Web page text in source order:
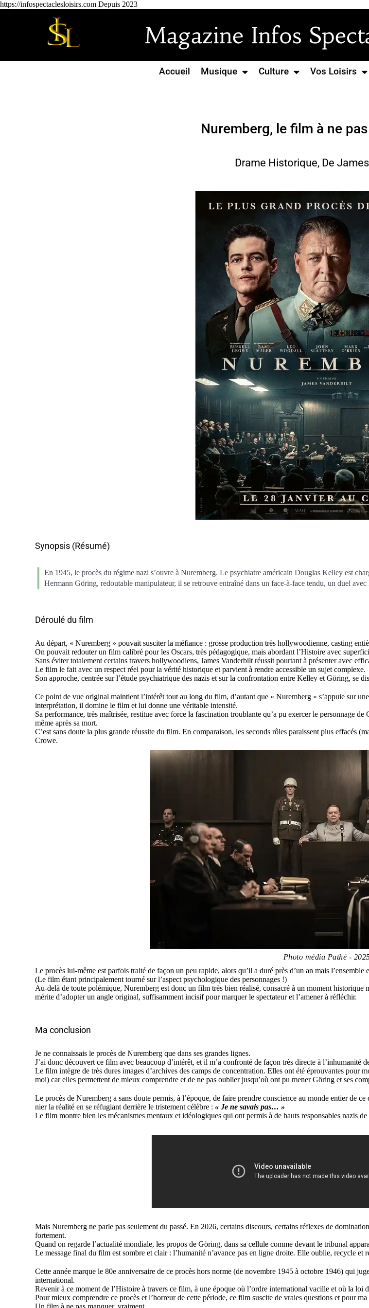
https://infospectaclesloisirs.com Depuis 2023
Magazine Infos
Accueil Musique Culture Vos Loisirs
Nuremberg, le film à ne
Drame Historique, De
Synopsis (Résumé)
En 1945, le procès du régime nazi s’ouvre à Nuremberg. Le psychiatre américain Douglas Kelley est
Hermann Göring, redoutable manipulateur, il se retrouve entraîné dans un face-à-face tendu, un duel avec
Déroulé du film
Au départ, « Nuremberg » pouvait susciter la méfiance : grosse production très hollywoodienne, casting
On pouvait redouter un film calibré pour les Oscars, très pédagogique, mais abordant l’Histoire avec
Sans éviter totalement certains travers hollywoodiens, James Vanderbilt réussit pourtant à présenter avec
Le film le fait avec un respect réel pour la vérité historique et parvient à rendre accessible un sujet complexe.
Son approche, centrée sur l’étude psychiatrique des nazis et sur la confrontation entre Kelley et Göring, se
Ce point de vue original maintient l’intérêt tout au long du film, d’autant que « Nuremberg » s’appuie sur
interprétation, il domine le film et lui donne une véritable intensité.
Sa performance, très maîtrisée, restitue avec force la fascination troublante qu’a pu exercer le personnage
même après sa mort.
C’est sans doute la plus grande réussite du film. En comparaison, les seconds rôles paraissent plus effacés
Crowe.
Photo média Pathé -
Le procès lui-même est parfois traité de façon un peu rapide, alors qu’il a duré près d’un an mais
(Le film étant principalement tourné sur l’aspect psychologique des personnages !)
Au-delà de toute polémique, Nuremberg est donc un film très bien réalisé, consacré à un moment historique
mérite d’adopter un angle original, suffisamment incisif pour marquer le spectateur et l’amener à réfléchir.
Ma conclusion
Je ne connaissais le procès de Nuremberg que dans ses grandes lignes.
J’ai donc découvert ce film avec beaucoup d’intérêt, et il m’a confronté de façon très directe à l’inhumanité
Le film intègre de très dures images d’archives des camps de concentration. Elles ont été éprouvantes pour
moi) car elles permettent de mieux comprendre et de ne pas oublier jusqu’où ont pu mener Göring et ses
Le procès de Nuremberg a sans doute permis, à l’époque, de faire prendre conscience au monde entier de
nier la réalité en se réfugiant derrière le tristement célèbre : « Je ne savais pas… »
Le film montre bien les mécanismes mentaux et idéologiques qui ont permis à de hauts responsables nazis
Mais Nuremberg ne parle pas seulement du passé. En 2026, certains discours, certains réflexes de
fortement.
Quand on regarde l’actualité mondiale, les propos de Göring, dans sa cellule comme devant le tribunal
Le message final du film est sombre et clair : l’humanité n’avance pas en ligne droite. Elle oublie, recycle et
Cette année marque le 80e anniversaire de ce procès hors norme (de novembre 1945 à octobre 1946) qui
international.
Revenir à ce moment de l’Histoire à travers ce film, à une époque où l’ordre international vacille et où la
Pour mieux comprendre ce procès et l’horreur de cette période, ce film suscite de vraies questions et pour